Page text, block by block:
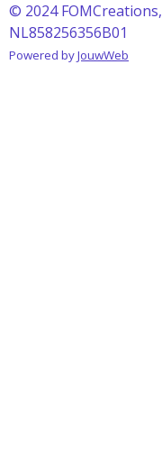
© 2024
NL858256356B01
Powered byJouwWeb